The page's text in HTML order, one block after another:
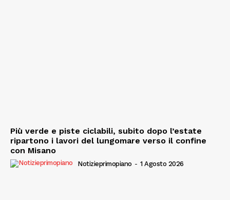
Più verde e piste ciclabili, subito dopo l’estate
ripartono i lavori del lungomare verso il confine
con Misano
Notizieprimopiano - 1 Agosto 2026